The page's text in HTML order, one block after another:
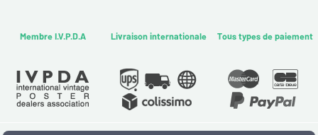
Membre I.V.P.D.A Livraison internationale Tous types de paiement